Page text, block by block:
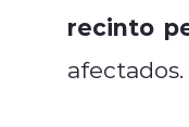
recinto
afectados.